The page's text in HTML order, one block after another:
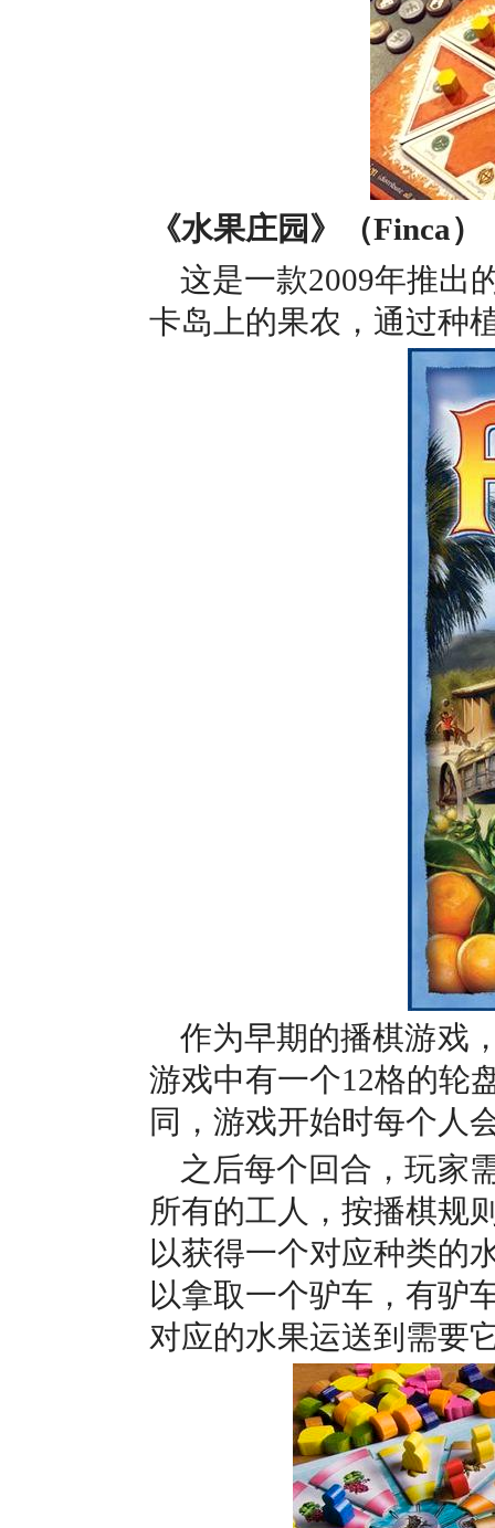
《水果庄园》（Finca）
这是一款2009年推出
卡岛上的果农，通过种
作为早期的播棋游戏
游戏中有一个12格的轮
同，游戏开始时每个人
之后每个回合，玩家
所有的工人，按播棋规
以获得一个对应种类的
以拿取一个驴车，有驴
对应的水果运送到需要